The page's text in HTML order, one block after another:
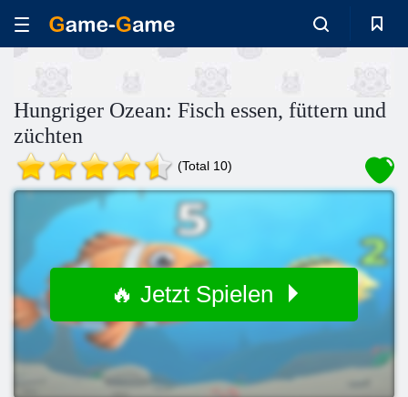
Hungriger Ozean: Fisch essen, füttern und
züchten
(Total 10)
🔥 Jetzt Spielen